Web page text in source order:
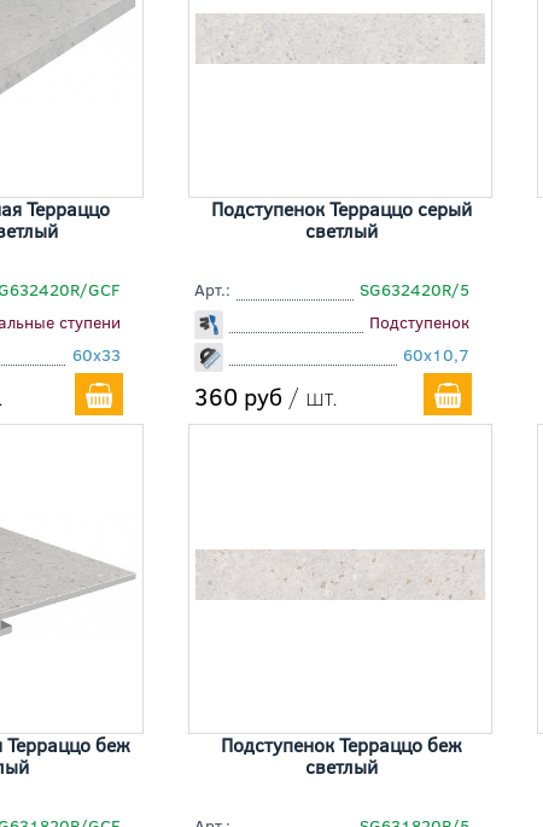
Терраццо
GCF
ступени
60x33
Подступенок Терраццо серый
светлый
Арт.:
SG632420R/5
Подступенок
60x10,7
360 руб / шт.
Терраццо беж
Подступенок Терраццо беж
светлый